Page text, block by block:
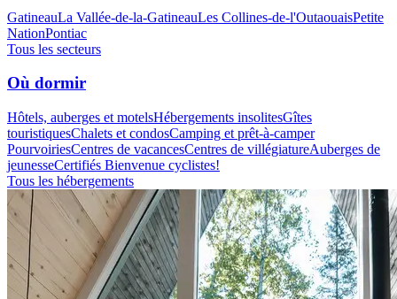
GatineauLa Vallée-de-la-GatineauLes Collines-de-l'OutaouaisPetite
NationPontiac
Tous les secteurs
Où dormir
Hôtels, auberges et motelsHébergements insolitesGîtes
touristiquesChalets et condosCamping et prêt-à-camper
PourvoiriesCentres de vacancesCentres de villégiatureAuberges de
jeunesseCertifiés Bienvenue cyclistes!
Tous les hébergements